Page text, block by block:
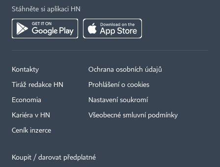
Stáhněte si aplikaci HN
Kontakty
Tiráž redakce HN
Economia
Kariéra v HN
Ceník inzerce
Ochrana osobních údajů
Prohlášení o cookies
Nastavení soukromí
Všeobecné smluvní podmínky
Koupit / darovat předplatné